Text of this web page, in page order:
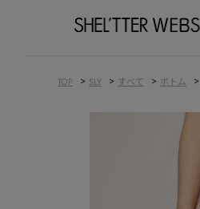
TOP > SLY > すべて > ボトム >